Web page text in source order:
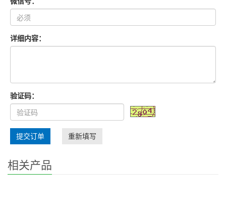
详细内容：
验证码：
提交订单 重新填写
相关产品